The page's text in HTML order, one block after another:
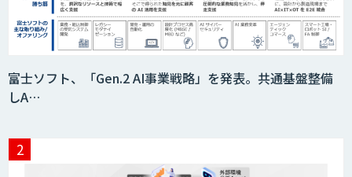
富士ソフト、「Gen.2 AI事業戦略」を発表。共通基盤整備
しA…